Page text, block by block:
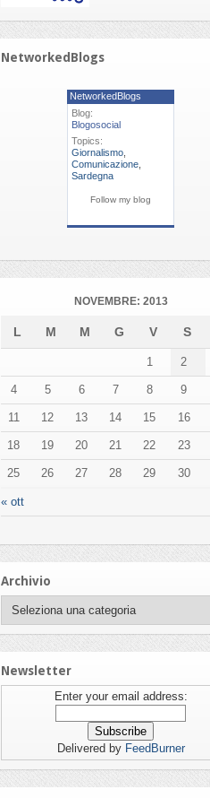
NetworkedBlogs
NetworkedBlogs
Blog:
Blogosocial
Topics:
Giornalismo
Comunicazione
Sardegna
Follow my blog
NOVEMBRE: 2013
L M M G V S
« ott
1 2
4 5 6 7 8 9
11 12 13 14 15 16
18 19 20 21 22 23
25 26 27 28 29 30
Archivio
Newsletter
Enter your email address:
Delivered by FeedBurner